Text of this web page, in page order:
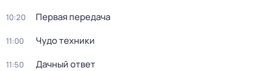
10:20 Первая передача
11:00 Чудо техники
11:50 Дачный ответ